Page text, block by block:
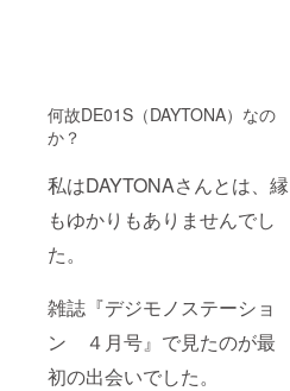
何故DE01S（DAYTONA）なの
か？
私はDAYTONAさんとは、縁
もゆかりもありませんでし
た。
雑誌『デジモノステーショ
ン ４月号』で見たのが最
初の出会いでした。